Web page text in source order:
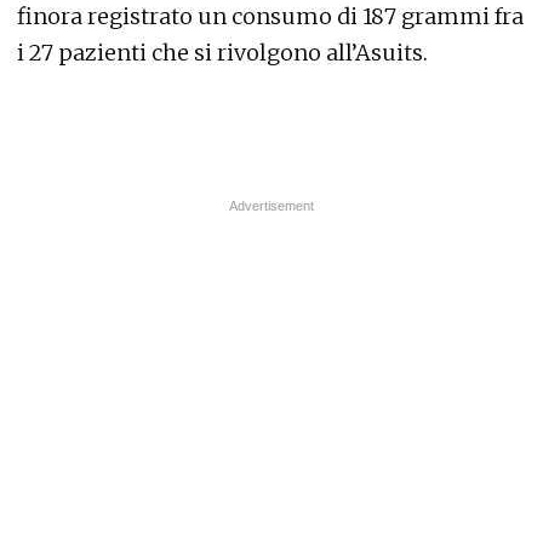
finora registrato un consumo di 187 grammi fra
i 27 pazienti che si rivolgono all’Asuits.